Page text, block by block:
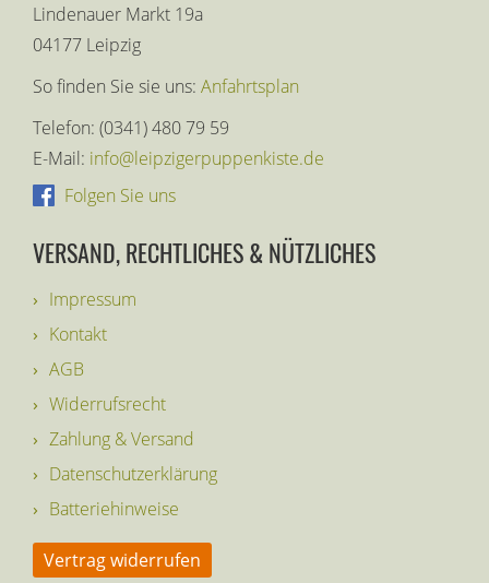
Lindenauer Markt 19a
04177 Leipzig
So finden Sie sie uns: Anfahrtsplan
Telefon: (0341) 480 79 59
E-Mail: info@leipzigerpuppenkiste.de
Folgen Sie uns
VERSAND, RECHTLICHES & NÜTZLICHES
Impressum
Kontakt
AGB
Widerrufsrecht
Zahlung & Versand
Datenschutzerklärung
Batteriehinweise
Vertrag widerrufen